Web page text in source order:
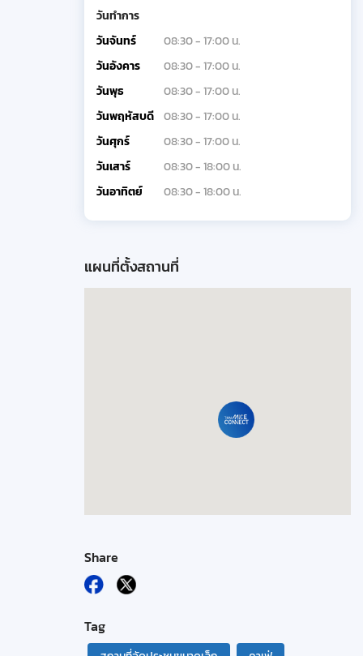
วันทำการ
วันจันทร์
08:30 - 17:00 น.
วันอังคาร
08:30 - 17:00 น.
วันพุธ
08:30 - 17:00 น.
วันพฤหัสบดี 08:30 - 17:00 น.
วันศุกร์
08:30 - 17:00 น.
วันเสาร์
08:30 - 18:00 น.
วันอาทิตย์
08:30 - 18:00 น.
แผนที่ตั้งสถานที่
Share
Tag